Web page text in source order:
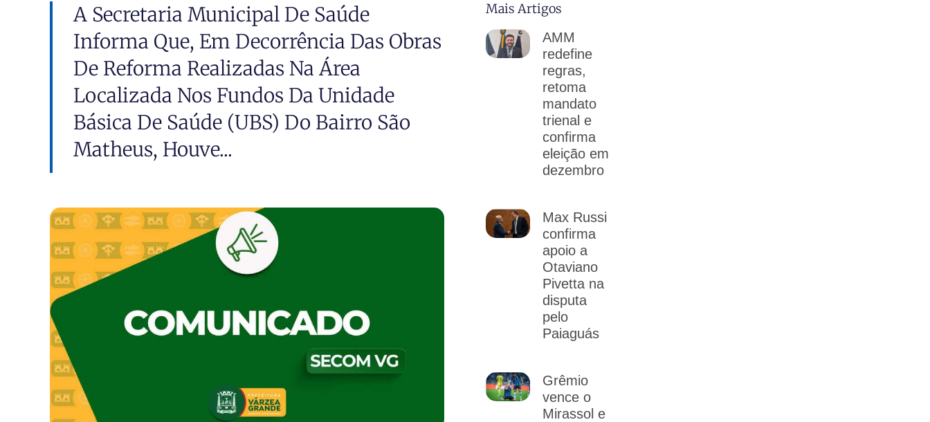
A Secretaria Municipal De Saúde
Informa Que, Em Decorrência Das Obras
De Reforma Realizadas Na Área
Localizada Nos Fundos Da Unidade
Básica De Saúde (UBS) Do Bairro São
Matheus, Houve...
Mais Artigos
AMM
redefine
regras,
retoma
mandato
trienal e
confirma
eleição em
dezembro
Max Russi
confirma
apoio a
Otaviano
Pivetta na
disputa
pelo
Paiaguás
Grêmio
vence o
Mirassol e